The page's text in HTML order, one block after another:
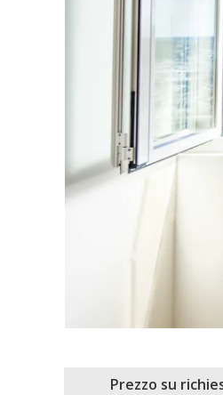
Prezzo su